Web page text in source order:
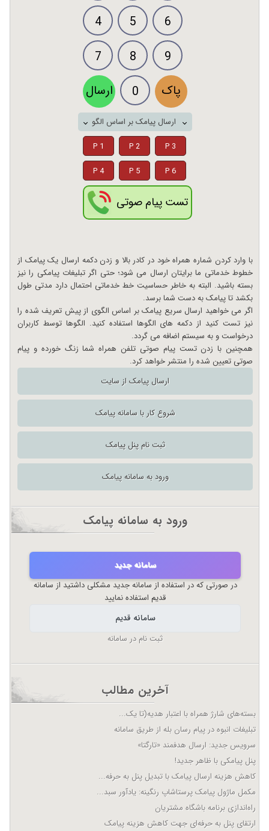
4 5
6
7
8
9
ارسال
0 پاک
ارسال پیامک بر اساس الگو
P 1
P 2
P 3
P 4
P 5 P 6
تست پیام صوتی
با وارد کردن شماره همراه خود در کادر بالا و زدن دکمه ارسال یک پیامک از
خطوط خدماتی ما برایتان ارسال می شود؛ حتی اگر تبلیغات پیامکی را نیز
بسته باشید. البته به خاطر حساسیت خط خدماتی احتمال دارد مدتی طول
بکشد تا پیامک به دست شما برسد.
اگر می خواهید ارسال سریع پیامک بر اساس الگوی از پیش تعریف شده را
نیز تست کنید از دکمه های الگوها استفاده کنید. الگوها توسط کاربران
درخواست و به سیستم اضافه می گردد.
همچنین با زدن تست پیام صوتی تلفن همراه شما زنگ خورده و پیام
صوتی تعیین شده را منتشر خواهد کرد.
ارسال پیامک از سایت
شروع کار با سامانه پیامک
ثبت نام پنل پیامک
ورود به سامانه پیامک
ورود به سامانه پیامک
سامانه جدید
در صورتی که در استفاده از سامانه جدید مشکلی داشتید از سامانه
قدیم استفاده نمایید
سامانه قدیم
ثبت نام در سامانه
آخرین مطالب
بسته‌های شارژ همراه با اعتبار هدیه(تا یک...
تبلیغات انبوه در پیام رسان بله از طریق سامانه
سرویس جدید: ارسال هدفمند «تارگتا»
پنل پیامکی با ظاهر جدید!
کاهش هزینه ارسال پیامک با تبدیل پنل به حرفه...
مکمل ماژول پیامک پرستاشاپ رنگینه: یادآور سبد...
راه‌اندازی برنامه باشگاه مشتریان
ارتقای پنل به حرفه‌ای جهت کاهش هزینه پیامک